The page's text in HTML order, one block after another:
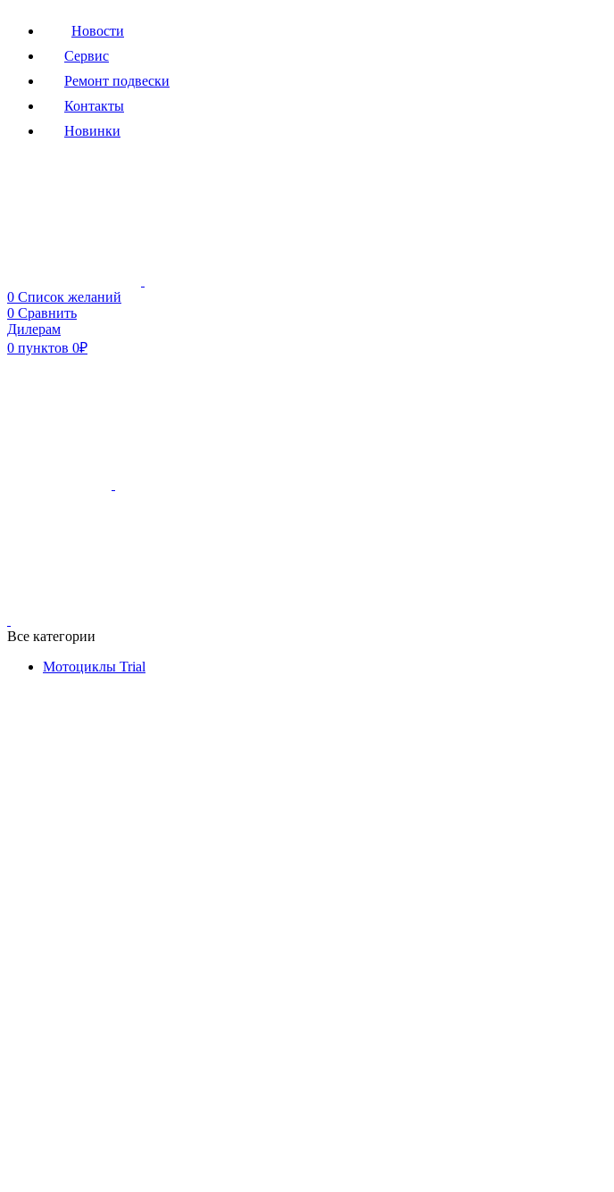
Новости
Сервис
Ремонт подвески
Контакты
Новинки
0 Список желаний
0 Сравнить
Дилерам
0 пунктов 0₽
Все категории
Мотоциклы Trial